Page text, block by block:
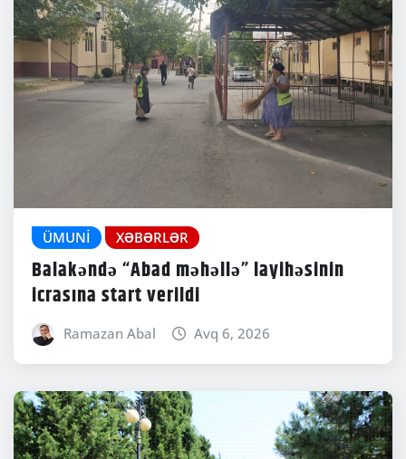
ÜMUNI XƏBƏRLƏR
Balakəndə “Abad məhəllə” layihəsinin
icrasına start verildi
Ramazan Abal Avq 6, 2026